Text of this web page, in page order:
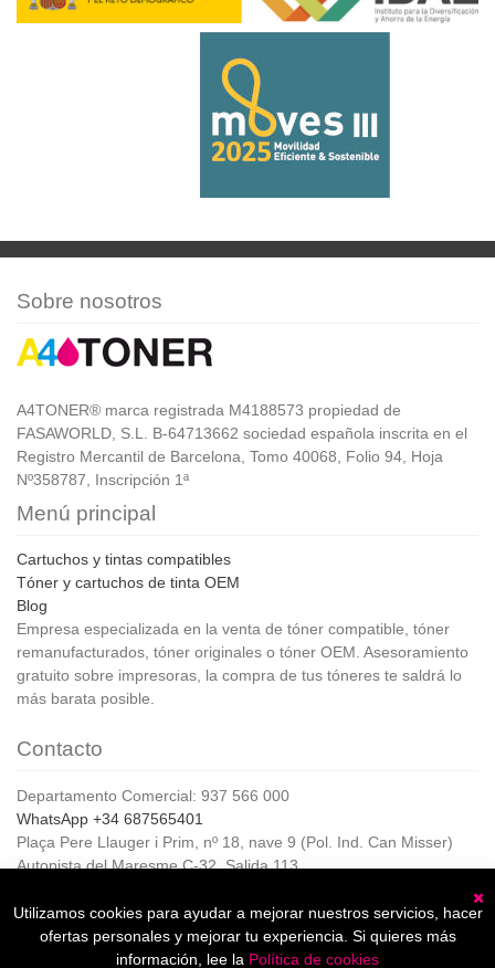
Sobre nosotros
A4TONER® marca registrada M4188573 propiedad de
FASAWORLD, S.L. B-64713662 sociedad española inscrita en el
Registro Mercantil de Barcelona, Tomo 40068, Folio 94, Hoja
Nº358787, Inscripción 1ª
Menú principal
Cartuchos y tintas compatibles
Tóner y cartuchos de tinta OEM
Blog
Empresa especializada en la venta de tóner compatible, tóner
remanufacturados, tóner originales o tóner OEM. Asesoramiento
gratuito sobre impresoras, la compra de tus tóneres te saldrá lo
más barata posible.
Contacto
Departamento Comercial: 937 566 000
WhatsApp +34 687565401
Plaça Pere Llauger i Prim, nº 18, nave 9 (Pol. Ind. Can Misser)
Autopista del Maresme C-32, Salida 113
Horario de Atención al cliente:
De lunes a jueves de 8:00 a 17:00,
Viernes de 8:00 a 15:00
Utilizamos cookies para ayudar a mejorar nuestros servicios, hacer
ofertas personales y mejorar tu experiencia. Si quieres más
información, lee la Política de cookies